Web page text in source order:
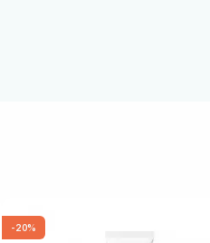
-20%